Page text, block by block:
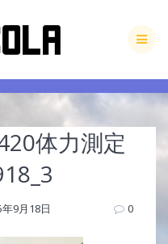
体力測定
9月18日 0